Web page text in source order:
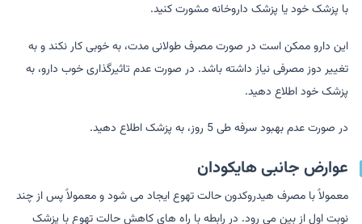
با پزشک خود یا پزشک داروخانه مشورت کنید.
این دارو ممکن است در صورت مصرف طولانی مدت، به خوبی کار نکند و به
تغییر دوز مصرفی نیاز داشته باشد. در صورت عدم تاثیرگذاری خوب دارو، به
پزشک خود اطلاع دهید.
در صورت عدم بهبود سرفه طی 5 روز، به پزشک اطلاع دهید.
عوارض جانبی هایکودان
معمولاً با مصرف هیدروکدون حالت تهوع ایجاد می شود و معمولاً پس از چند
نوبت اول از بین می رود. در رابطه با راه های کاهش حالت تهوع با پزشک